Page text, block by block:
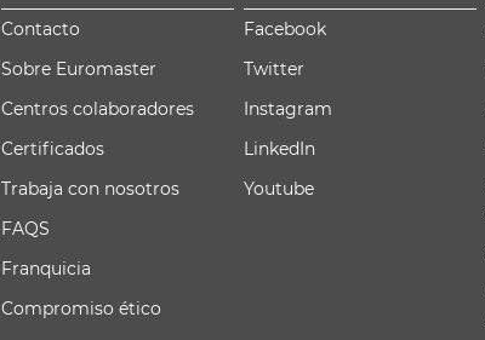
Contacto
Sobre Euromaster
Centros colaboradores
Certificados
Trabaja con nosotros
FAQS
Franquicia
Compromiso ético
Facebook
Twitter
Instagram
LinkedIn
Youtube